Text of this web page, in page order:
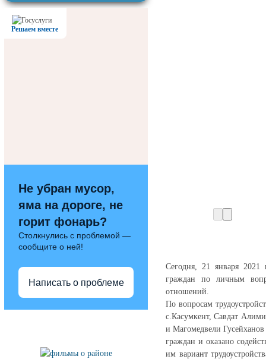
Решаем вместе
Не убран мусор,
яма на дороге, не
горит фонарь?
Столкнулись с проблемой —
сообщите о ней!
Написать о проблеме
Сегодня, 21 января 2021
граждан по личным
отношений.
По вопросам
с.Касумкент, Савдат
и Магомедвели Гусейханов
граждан и оказано
им вариант